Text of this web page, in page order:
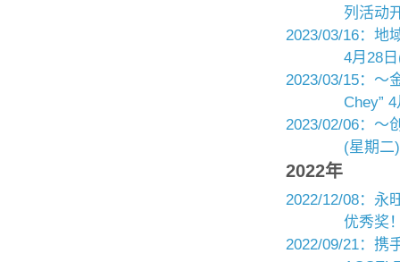
列活动
2023/03/16：地
4月28
2023/03/15：〜
Chey”
2023/02/06：〜
(星期二
2022年
2022/12/08：永
优秀奖
2022/09/21：携